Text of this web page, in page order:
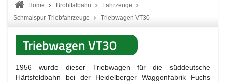
Home Brohltalbahn
Fahrzeuge
Schmalspur-Triebfahrzeuge
Triebwagen VT30
Triebwagen VT30
1956 wurde dieser Triebwagen für die süddeutsche
Härtsfeldbahn bei der Heidelberger Waggonfabrik Fuchs